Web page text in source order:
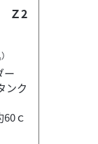
利覇利（ガレージバリバリ）
Ｚ2
ー
ク
ｃ